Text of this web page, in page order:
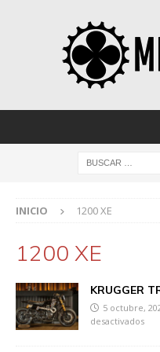
INICIO 1200 XE
1200 XE
KRUGGER
5 octubre,
desactivados